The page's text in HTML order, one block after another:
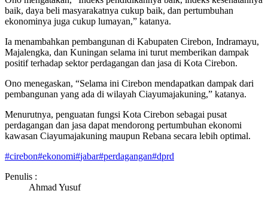
baik, daya beli masyarakatnya cukup baik, dan pertumbuhan
ekonominya juga cukup lumayan,” katanya.
Ia menambahkan pembangunan di Kabupaten Cirebon, Indramayu,
Majalengka, dan Kuningan selama ini turut memberikan dampak
positif terhadap sektor perdagangan dan jasa di Kota Cirebon.
Ono menegaskan, “Selama ini Cirebon mendapatkan dampak dari
pembangunan yang ada di wilayah Ciayumajakuning,” katanya.
Menurutnya, penguatan fungsi Kota Cirebon sebagai pusat
perdagangan dan jasa dapat mendorong pertumbuhan ekonomi
kawasan Ciayumajakuning maupun Rebana secara lebih optimal.
#cirebon#ekonomi#jabar#perdagangan#dprd
Penulis :
Ahmad Yusuf